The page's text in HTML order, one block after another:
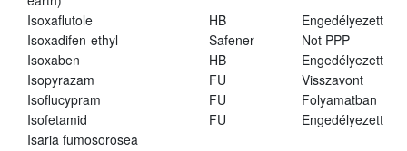
Isoxaflutole
HB
Engedélyezett
Isoxadifen-ethyl
Safener
Not PPP
Isoxaben
HB
Engedélyezett
Isopyrazam
FU
Visszavont
Isoflucypram
FU
Folyamatban
Isofetamid
FU
Engedélyezett
Isaria fumosorosea